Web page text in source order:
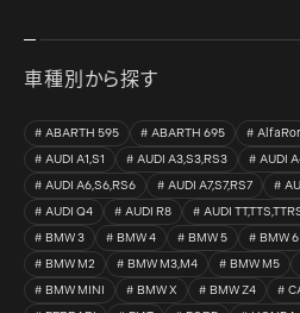
車種別から探す
ABARTH 595 ABARTH 695
AUDI A1,S1
AUDI A3,S3,RS3 AUDI
AUDI A6,S6,RS6
AUDI A7,S7,RS7
AUDI Q4
AUDI R8 AUDI
BMW 3
BMW 4 BMW 5 BMW 6
BMW M2
BMW M3,M4 BMW M5
BMW MINI
BMW X BMW Z4